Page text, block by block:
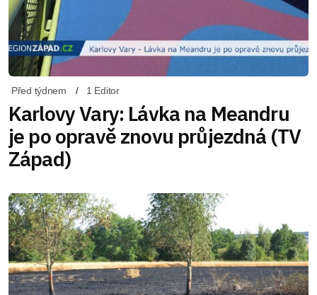
Před týdnem 1 Editor
Karlovy Vary: Lávka na Meandru
je po opravě znovu průjezdná (TV
Západ)